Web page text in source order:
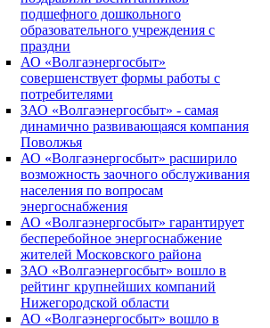
подшефного дошкольного
образовательного учреждения с
праздни
АО «Волгаэнергосбыт»
совершенствует формы работы с
потребителями
ЗАО «Волгаэнергосбыт» - самая
динамично развивающаяся компания
Поволжья
АО «Волгаэнергосбыт» расширило
возможность заочного обслуживания
населения по вопросам
энергоснабжения
АО «Волгаэнергосбыт» гарантирует
бесперебойное энергоснабжение
жителей Московского района
ЗАО «Волгаэнергосбыт» вошло в
рейтинг крупнейших компаний
Нижегородской области
АО «Волгаэнергосбыт» вошло в